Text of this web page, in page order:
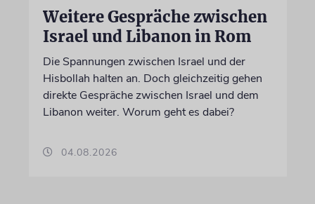
Weitere Gespräche zwischen
Israel und Libanon in Rom
Die Spannungen zwischen Israel und der
Hisbollah halten an. Doch gleichzeitig gehen
direkte Gespräche zwischen Israel und dem
Libanon weiter. Worum geht es dabei?
04.08.2026